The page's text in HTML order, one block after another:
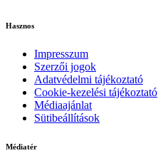
Hasznos
Impresszum
Szerzői jogok
Adatvédelmi tájékoztató
Cookie-kezelési tájékoztató
Médiaajánlat
Sütibeállítások
Médiatér